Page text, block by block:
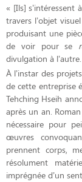
« [Ils] s’intéressent
travers l’objet
produisant une
de voir pour se
divulgation à l’autre.
À l’instar des
de cette entreprise
Tehching Hseih
après un an.
nécessaire pour
œuvres
prennent corps,
résolument
imprégnée d’un